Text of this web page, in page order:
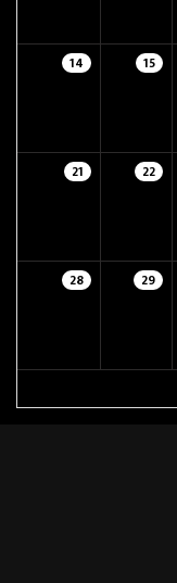
14 15
21 22
28 29